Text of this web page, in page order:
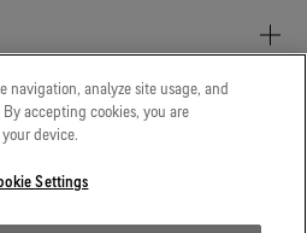
los productos, eventos y
navigation, analyze site usage, and
accepting cookies, you are
device.
Settings